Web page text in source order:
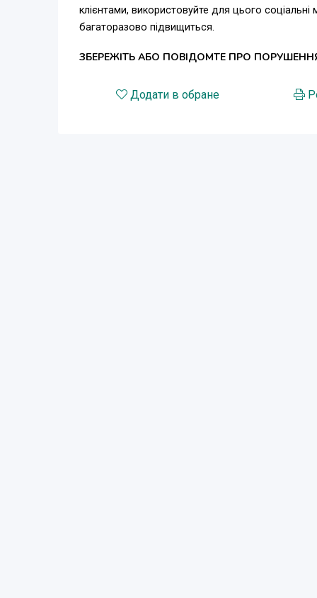
клієнтами, використовуйте для цього
багаторазово підвищиться.
ЗБЕРЕЖІТЬ АБО ПОВІДОМТЕ ПРО
Додати в обране